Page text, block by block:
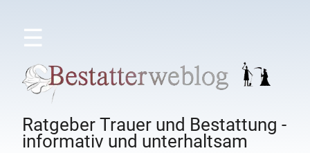
☰
Ratgeber Trauer und Bestattung -
informativ und unterhaltsam